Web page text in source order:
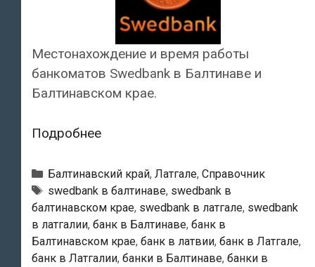
Местонахождение и время работы
банкоматов Swedbank в Балтинаве и
Балтинавском крае.
ПодробнееSwedbank
Банкоматы
в
Балтинаве
Рубрики
Балтинавский край, Латгале, Справочник
Тэги
swedbank в балтинаве, swedbank в
балтинавском крае, swedbank в латгале, swedbank
в латгалии, банк в Балтинаве, банк в
Балтинавском крае, банк в латвии, банк в Латгале,
банк в Латгалии, банки в Балтинаве, банки в